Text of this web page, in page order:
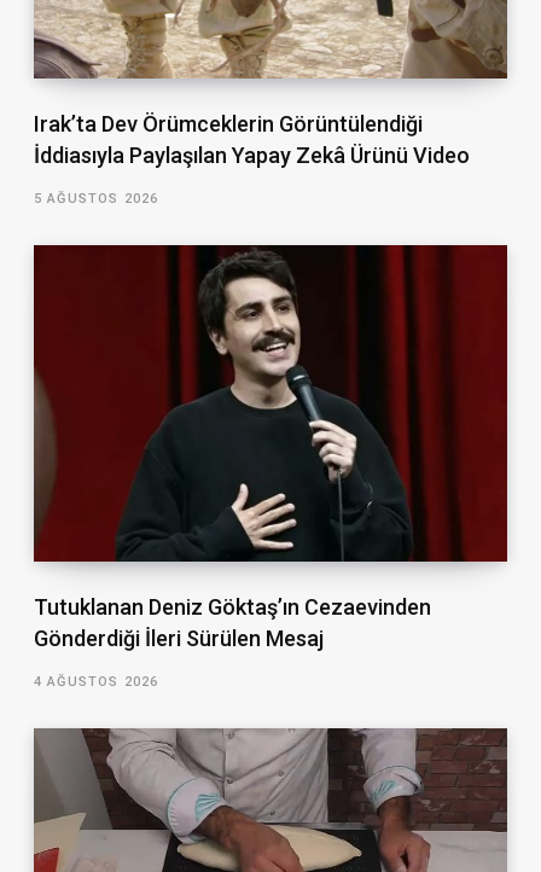
Irak’ta Dev Örümceklerin Görüntülendiği
İddiasıyla Paylaşılan Yapay Zekâ Ürünü Video
5 AĞUSTOS 2026
Tutuklanan Deniz Göktaş’ın Cezaevinden
Gönderdiği İleri Sürülen Mesaj
4 AĞUSTOS 2026